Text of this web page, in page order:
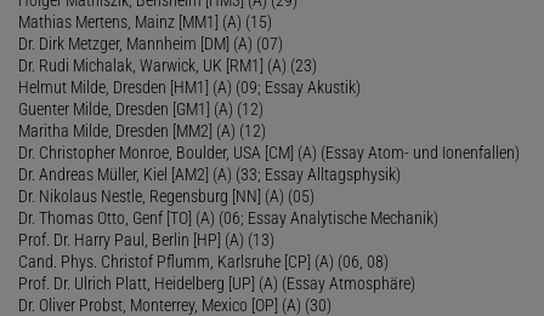
Mathias Mertens, Mainz [MM1] (A) (15)
Dr. Dirk Metzger, Mannheim [DM] (A) (07)
Dr. Rudi Michalak, Warwick, UK [RM1] (A) (23)
Helmut Milde, Dresden [HM1] (A) (09; Essay Akustik)
Guenter Milde, Dresden [GM1] (A) (12)
Maritha Milde, Dresden [MM2] (A) (12)
Dr. Christopher Monroe, Boulder, USA [CM] (A) (Essay Atom- und Ionenfallen)
Dr. Andreas Müller, Kiel [AM2] (A) (33; Essay Alltagsphysik)
Dr. Nikolaus Nestle, Regensburg [NN] (A) (05)
Dr. Thomas Otto, Genf [TO] (A) (06; Essay Analytische Mechanik)
Prof. Dr. Harry Paul, Berlin [HP] (A) (13)
Cand. Phys. Christof Pflumm, Karlsruhe [CP] (A) (06, 08)
Prof. Dr. Ulrich Platt, Heidelberg [UP] (A) (Essay Atmosphäre)
Dr. Oliver Probst, Monterrey, Mexico [OP] (A) (30)